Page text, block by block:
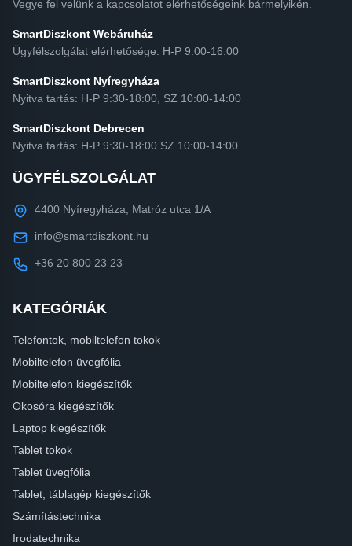
Vegye fel velünk a kapcsolatot elérhetőségeink bármelyikén.
SmartDiszkont Webáruház
Ügyfélszolgálat elérhetősége: H-P 9:00-16:00
SmartDiszkont Nyíregyháza
Nyitva tartás: H-P 9:30-18:00, SZ 10:00-14:00
SmartDiszkont Debrecen
Nyitva tartás: H-P 9:30-18:00 SZ 10:00-14:00
ÜGYFÉLSZOLGÁLAT
4400 Nyíregyháza, Matróz utca 1/A
info@smartdiszkont.hu
+36 20 800 23 23
KATEGÓRIÁK
Telefontok, mobiltelefon tokok
Mobiltelefon üvegfólia
Mobiltelefon kiegészítők
Okosóra kiegészítők
Laptop kiegészítők
Tablet tokok
Tablet üvegfólia
Tablet, táblagép kiegészítők
Számítástechnika
Irodatechnika